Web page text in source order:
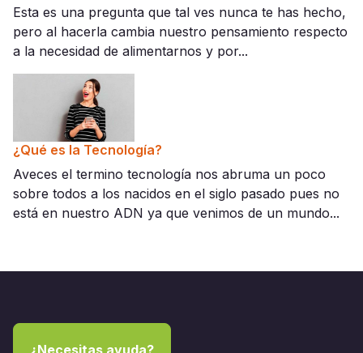
Esta es una pregunta que tal ves nunca te has hecho,
pero al hacerla cambia nuestro pensamiento respecto
a la necesidad de alimentarnos y por...
¿Qué es la Tecnología?
Aveces el termino tecnología nos abruma un poco
sobre todos a los nacidos en el siglo pasado pues no
está en nuestro ADN ya que venimos de un mundo...